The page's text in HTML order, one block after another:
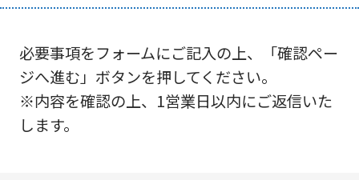
必要事項をフォームにご記入の上、「確認ペー
ジへ進む」ボタンを押してください。
※内容を確認の上、1営業日以内にご返信いた
します。